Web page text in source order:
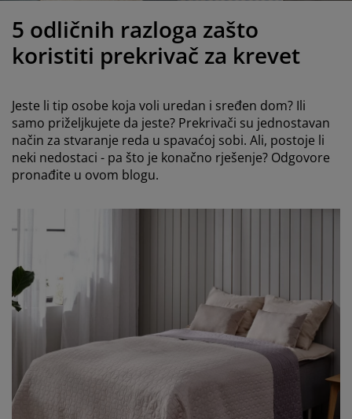
kreveta sa spremnikom
madraci
kreveti
namještaja
rasvjeta
potrepštine
5 odličnih razloga zašto
koristiti prekrivač za krevet
Jeste li tip osobe koja voli uredan i sređen dom? Ili
samo priželjkujete da jeste? Prekrivači su jednostavan
način za stvaranje reda u spavaćoj sobi. Ali, postoje li
neki nedostaci - pa što je konačno rješenje? Odgovore
pronađite u ovom blogu.